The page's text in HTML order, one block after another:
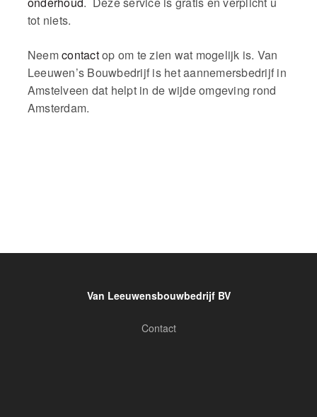
tot niets.
Neemcontactop om te zien wat mogelijk is. Van
Leeuwen’s Bouwbedrijf is het aannemersbedrijf in
Amstelveen dat helpt in de wijde omgeving rond
Amsterdam.
Van Leeuwensbouwbedrijf BV
Contact